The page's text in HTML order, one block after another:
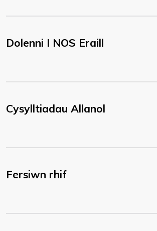
Dolenni I NOS Eraill
Cysylltiadau Allanol
Fersiwn rhif